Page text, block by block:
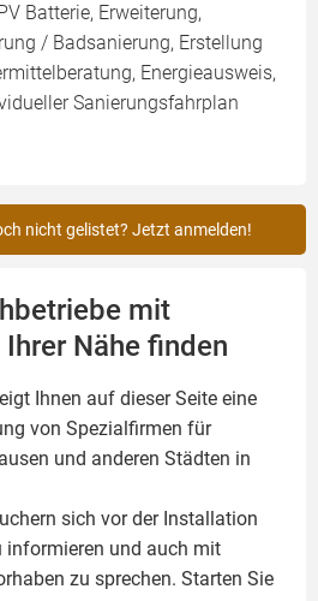
Batterie, Erweiterung,
/ Badsanierung, Erstellung
Energieausweis,
Sanierungsfahrplan
nicht gelistet? Jetzt anmelden!
mit
Nähe finden
Ihnen auf dieser Seite eine
von Spezialfirmen für
und anderen Städten in
sich vor der Installation
informieren und auch mit
zu sprechen. Starten Sie